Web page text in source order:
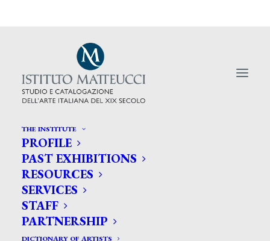
THE INSTITUTE
PROFILE
PAST EXHIBITIONS
RESOURCES
SERVICES
STAFF
PARTNERSHIP
DICTIONARY OF ARTISTS
Pandolfini: «Vendiamo
l’Ottocento da 100 anni»